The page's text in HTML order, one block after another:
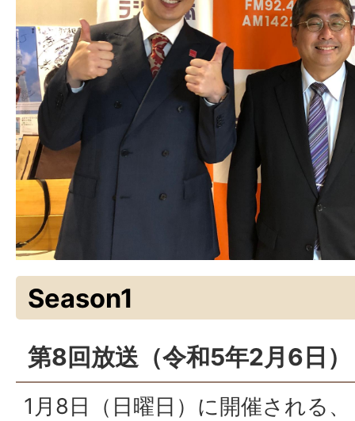
Season1
第8回放送（令和5年2月6日）
1月8日（日曜日）に開催される